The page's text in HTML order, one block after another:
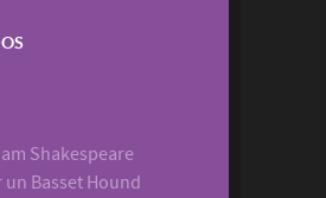
Shakespeare
Basset Hound